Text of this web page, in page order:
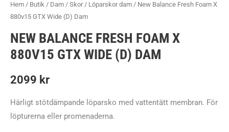
Hem / Butik / Dam / Skor/ Löparskor dam / New Balance Fresh Foam X
880v15 GTX Wide (D) Dam
NEW BALANCE FRESH FOAM X
880V15 GTX WIDE (D) DAM
2099 kr
Härligt stötdämpande löparsko med vattentätt membran. För
löpturerna eller promenaderna.